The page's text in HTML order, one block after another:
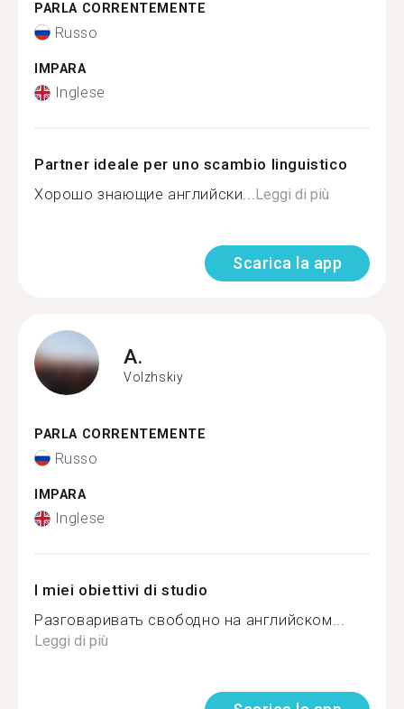
PARLA CORRENTEMENTE
Russo
IMPARA
Inglese
Partner ideale per uno scambio linguistico
Хорошо знающие английски...Leggi di più
Scarica la app
A.
Volzhskiy
PARLA CORRENTEMENTE
Russo
IMPARA
Inglese
I miei obiettivi di studio
Разговаривать свободно на английском...
Leggi di più